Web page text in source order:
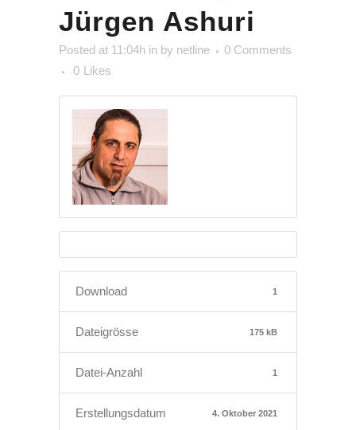
Jürgen Ashuri
Posted at 11:04h in by netline
0 Comments
0 Likes
Download 1
Dateigrösse 175 kB
Datei-Anzahl 1
Erstellungsdatum 4. Oktober 2021